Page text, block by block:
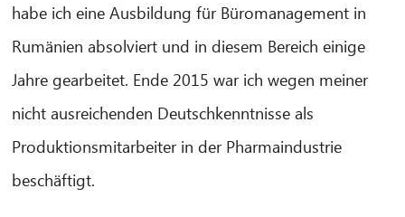
habe ich eine Ausbildung für Büromanagement in
Rumänien absolviert und in diesem Bereich einige
Jahre gearbeitet. Ende 2015 war ich wegen meiner
nicht ausreichenden Deutschkenntnisse als
Produktionsmitarbeiter in der Pharmaindustrie
beschäftigt.